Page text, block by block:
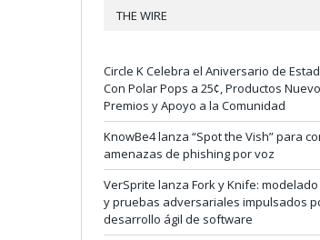
THE WIRE
Circle K Celebra el Aniversario de
Con Polar Pops a 25¢, Productos
Premios y Apoyo a la Comunidad
KnowBe4 lanza “Spot the Vish” para
amenazas de phishing por voz
VerSprite lanza Fork y Knife:
y pruebas adversariales impulsados
desarrollo ágil de software